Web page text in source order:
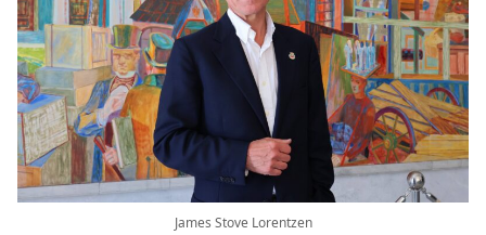
James Stove Lorentzen